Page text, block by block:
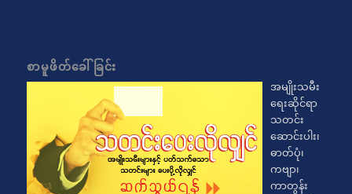
စာမူဖိတ်ခေါ်ခြင်း
အမျိုးသမီး
ရေးဆိုင်ရာ
သတင်း
ဆောင်းပါး၊
ဓာတ်ပုံ၊
ကဗျာ၊
ကာတွန်း